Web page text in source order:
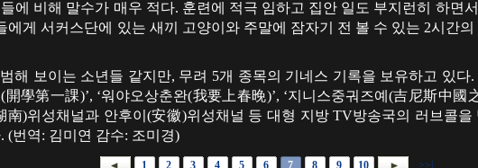
에 비해 말수가 매우 적다. 훈련에 적극 임하고 집안 일도 부지런히 하면
에게 서커스단에 있는 새끼 고양이와 주말에 잠자기 전 볼 수 있는 2시간
해 보이는 소년들 같지만, 무려 5개 종목의 기네스 기록을 보유하고 있다.
(開學第一課)’, ‘워야오상춘완(我要上春晚)’, ‘지니스중궈즈예(吉尼斯中國
南)위성채널과 안후이(安徽)위성채널 등 대형 지방 TV방송국의 러브콜을
(번역: 김미연 감수: 조미경)
1 2 3 4 5 6 7 8 9 10 >>|